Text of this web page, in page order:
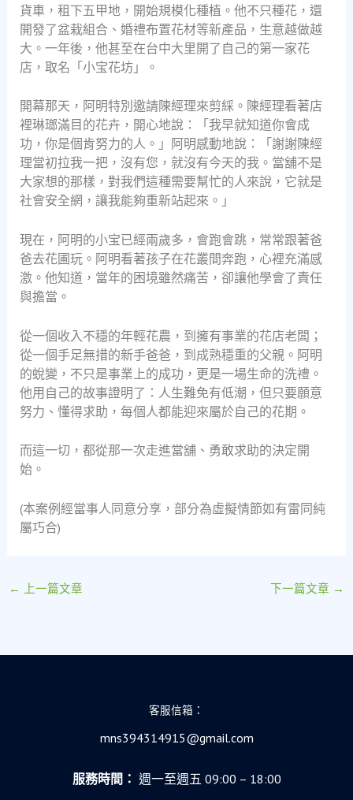
貨車，租下五甲地，開始規模化種植。他不只種花，還
開發了盆栽組合、婚禮布置花材等新產品，生意越做越
大。一年後，他甚至在台中大里開了自己的第一家花
店，取名「小宝花坊」。
開幕那天，阿明特別邀請陳經理來剪綵。陳經理看著店
裡琳瑯滿目的花卉，開心地說：「我早就知道你會成
功，你是個肯努力的人。」阿明感動地說：「謝謝陳經
理當初拉我一把，沒有您，就沒有今天的我。當舖不是
大家想的那樣，對我們這種需要幫忙的人來說，它就是
社會安全網，讓我能夠重新站起來。」
現在，阿明的小宝已經兩歲多，會跑會跳，常常跟著爸
爸去花圃玩。阿明看著孩子在花叢間奔跑，心裡充滿感
激。他知道，當年的困境雖然痛苦，卻讓他學會了責任
與擔當。
從一個收入不穩的年輕花農，到擁有事業的花店老闆；
從一個手足無措的新手爸爸，到成熟穩重的父親。阿明
的蛻變，不只是事業上的成功，更是一場生命的洗禮。
他用自己的故事證明了：人生難免有低潮，但只要願意
努力、懂得求助，每個人都能迎來屬於自己的花期。
而這一切，都從那一次走進當舖、勇敢求助的決定開
始。
(本案例經當事人同意分享，部分為虛擬情節如有雷同純
屬巧合)
← 上一篇文章 下一篇文章 →
客服信箱：
mns394314915@gmail.com
服務時間： 週一至週五 09:00 – 18:00